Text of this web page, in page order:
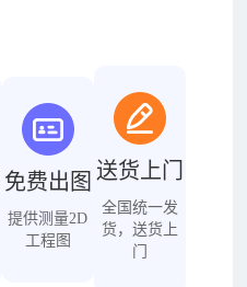
免费出图
提供测量2D
工程图
送货上门
全国统一发
货，送货上
门